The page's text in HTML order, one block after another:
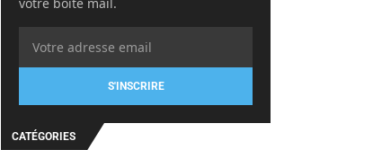
S'INSCRIRE
CATÉGORIES